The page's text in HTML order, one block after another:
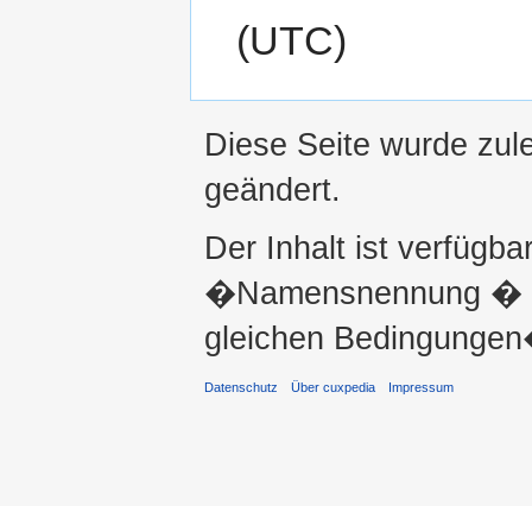
(UTC)
Diese Seite wurde
geändert.
Der Inhalt ist
�Namensnennung �
gleichen
Datenschutz Über cuxpedia Impressum